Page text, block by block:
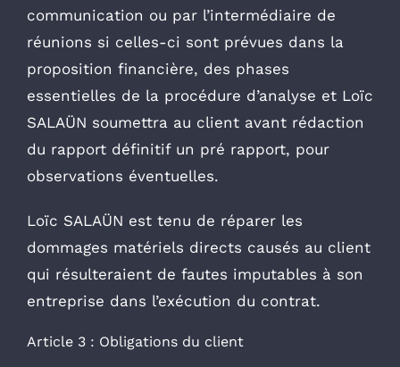
communication ou par l’intermédiaire de
réunions si celles-ci sont prévues dans la
proposition financière, des phases
essentielles de la procédure d’analyse et Loïc
SALAÜN soumettra au client avant rédaction
du rapport définitif un pré rapport, pour
observations éventuelles.
Loïc SALAÜN est tenu de réparer les
dommages matériels directs causés au client
qui résulteraient de fautes imputables à son
entreprise dans l’exécution du contrat.
Article 3 : Obligations du client